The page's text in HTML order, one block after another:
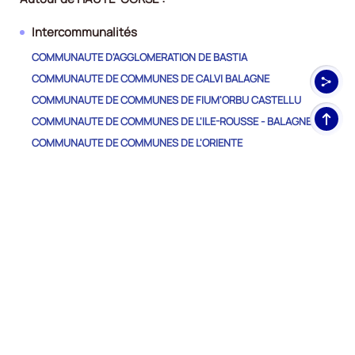
Intercommunalités
COMMUNAUTE D'AGGLOMERATION DE BASTIA
COMMUNAUTE DE COMMUNES DE CALVI BALAGNE
COMMUNAUTE DE COMMUNES DE FIUM'ORBU CASTELLU
COMMUNAUTE DE COMMUNES DE L'ILE-ROUSSE - BALAGNE
COMMUNAUTE DE COMMUNES DE L'ORIENTE
Haut
de